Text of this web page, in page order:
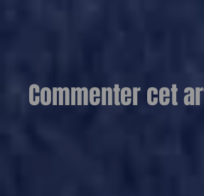
Commenter cet